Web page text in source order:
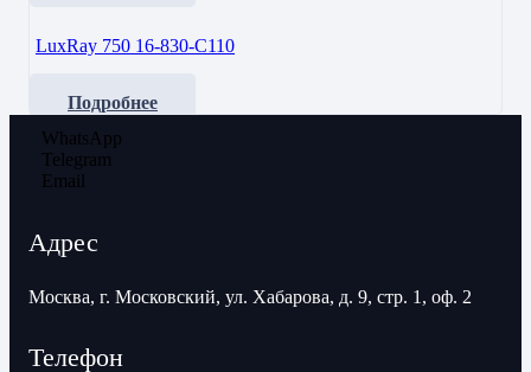
LuxRay 750 16-830-C110
Подробнее
WhatsApp
Telegram
Email
Адрес
Москва, г. Московский, ул. Хабарова, д. 9, стр. 1, оф. 2
Телефон